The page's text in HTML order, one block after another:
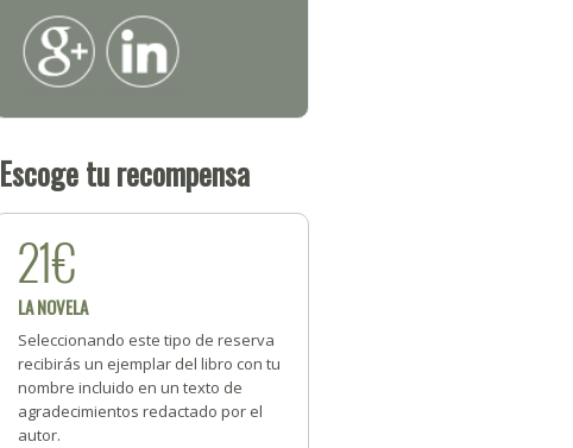
Escoge tu recompensa
21€
LA NOVELA
Seleccionando este tipo de reserva
recibirás un ejemplar del libro con tu
nombre incluido en un texto de
agradecimientos redactado por el
autor.